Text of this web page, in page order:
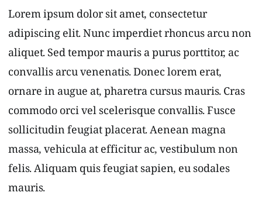
Lorem ipsum dolor sit amet, consectetur
adipiscing elit. Nunc imperdiet rhoncus arcu non
aliquet. Sed tempor mauris a purus porttitor, ac
convallis arcu venenatis. Donec lorem erat,
ornare in augue at, pharetra cursus mauris. Cras
commodo orci vel scelerisque convallis. Fusce
sollicitudin feugiat placerat. Aenean magna
massa, vehicula at efficitur ac, vestibulum non
felis. Aliquam quis feugiat sapien, eu sodales
mauris.